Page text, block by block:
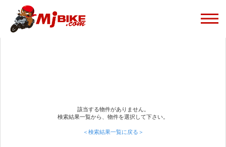
該当する物件がありません。
検索結果一覧から、物件を選択して下さい。
＜検索結果一覧に戻る＞